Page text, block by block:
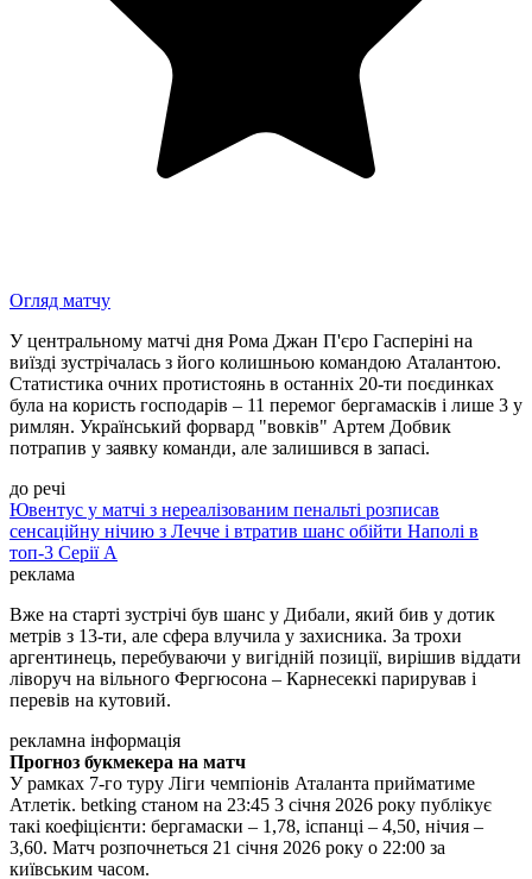
Огляд матчу
У центральному матчі дня Рома Джан П'єро Гасперіні на
виїзді зустрічалась з його колишньою командою Аталантою.
Статистика очних протистоянь в останніх 20-ти поєдинках
була на користь господарів – 11 перемог бергамасків і лише 3 у
римлян. Український форвард "вовків" Артем Добвик
потрапив у заявку команди, але залишився в запасі.
до речі
Ювентус у матчі з нереалізованим пенальті розписав
сенсаційну нічию з Лечче і втратив шанс обійти Наполі в
топ-3 Серії А
реклама
Вже на старті зустрічі був шанс у Дибали, який бив у дотик
метрів з 13-ти, але сфера влучила у захисника. За трохи
аргентинець, перебуваючи у вигідній позиції, вирішив віддати
ліворуч на вільного Фергюсона – Карнесеккі парирував і
перевів на кутовий.
рекламна інформація
Прогноз букмекера на матч
У рамках 7-го туру Ліги чемпіонів Аталанта прийматиме
Атлетік. betking станом на 23:45 3 січня 2026 року публікує
такі коефіцієнти: бергамаски – 1,78, іспанці – 4,50, нічия –
3,60. Матч розпочнеться 21 січня 2026 року о 22:00 за
київським часом.